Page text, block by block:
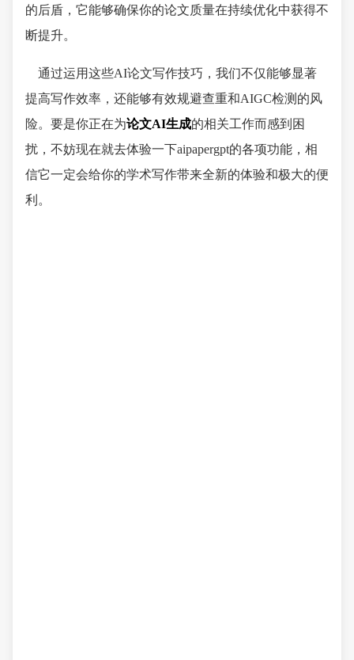
的后盾，它能够确保你的论文质量在持续优化中获得不
断提升。
通过运用这些AI论文写作技巧，我们不仅能够显著
提高写作效率，还能够有效规避查重和AIGC检测的风
险。要是你正在为论文AI生成的相关工作而感到困
扰，不妨现在就去体验一下aipapergpt的各项功能，相
信它一定会给你的学术写作带来全新的体验和极大的便
利。